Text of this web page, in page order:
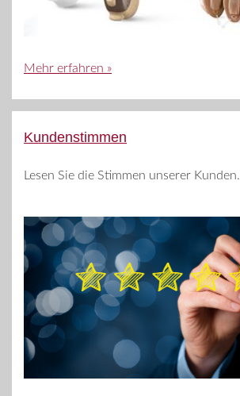
Mehr erfahren »
Kundenstimmen
Lesen Sie die Stimmen unserer Kunden.